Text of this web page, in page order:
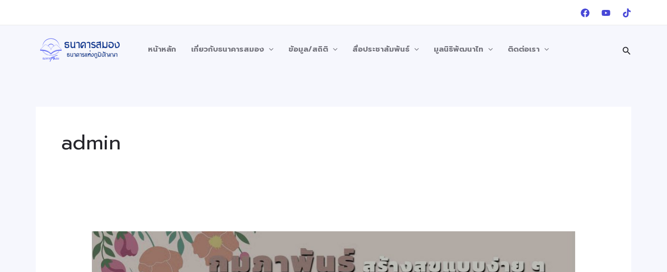
หน้าหลัก เกี่ยวกับธนาคารสมอง ข้อมูล/สถิติ สื่อประชาสัมพันธ์ มูลนิธิพัฒนาไท ติดต่อเรา Search
admin
สาระ
น่า